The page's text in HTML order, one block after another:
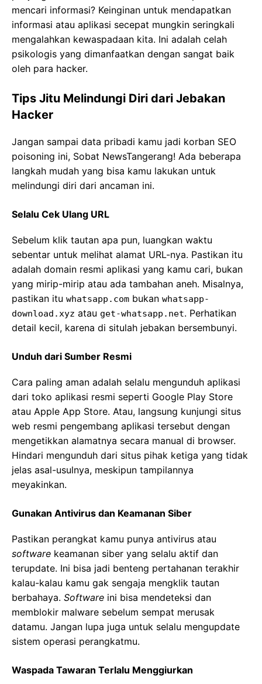
mencari informasi? Keinginan untuk mendapatkan
informasi atau aplikasi secepat mungkin seringkali
mengalahkan kewaspadaan kita. Ini adalah celah
psikologis yang dimanfaatkan dengan sangat baik
oleh para hacker.
Tips Jitu Melindungi Diri dari Jebakan
Hacker
Jangan sampai data pribadi kamu jadi korban SEO
poisoning ini, Sobat NewsTangerang! Ada beberapa
langkah mudah yang bisa kamu lakukan untuk
melindungi diri dari ancaman ini.
Selalu Cek Ulang URL
Sebelum klik tautan apa pun, luangkan waktu
sebentar untuk melihat alamat URL-nya. Pastikan itu
adalah domain resmi aplikasi yang kamu cari, bukan
yang mirip-mirip atau ada tambahan aneh. Misalnya,
pastikan itu whatsapp.com bukan whatsapp-
download.xyz atau get-whatsapp.net. Perhatikan
detail kecil, karena di situlah jebakan bersembunyi.
Unduh dari Sumber Resmi
Cara paling aman adalah selalu mengunduh aplikasi
dari toko aplikasi resmi seperti Google Play Store
atau Apple App Store. Atau, langsung kunjungi situs
web resmi pengembang aplikasi tersebut dengan
mengetikkan alamatnya secara manual di browser.
Hindari mengunduh dari situs pihak ketiga yang tidak
jelas asal-usulnya, meskipun tampilannya
meyakinkan.
Gunakan Antivirus dan Keamanan Siber
Pastikan perangkat kamu punya antivirus atau
software keamanan siber yang selalu aktif dan
terupdate. Ini bisa jadi benteng pertahanan terakhir
kalau-kalau kamu gak sengaja mengklik tautan
berbahaya. Software ini bisa mendeteksi dan
memblokir malware sebelum sempat merusak
datamu. Jangan lupa juga untuk selalu mengupdate
sistem operasi perangkatmu.
Waspada Tawaran Terlalu Menggiurkan